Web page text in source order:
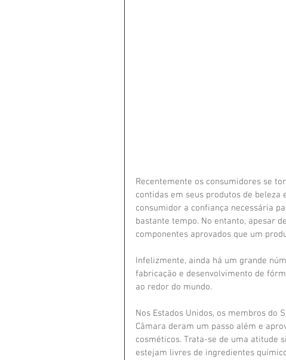
Recentemente os consumidores se
contidas em seus produtos de beleza
consumidor a confiança necessária
bastante tempo. No entanto, apesar
componentes aprovados que um
Infelizmente, ainda há um grande
fabricação e desenvolvimento de
ao redor do mundo.
Nos Estados Unidos, os membros do
Câmara deram um passo além e
cosméticos. Trata-se de uma atitude
estejam livres de ingredientes